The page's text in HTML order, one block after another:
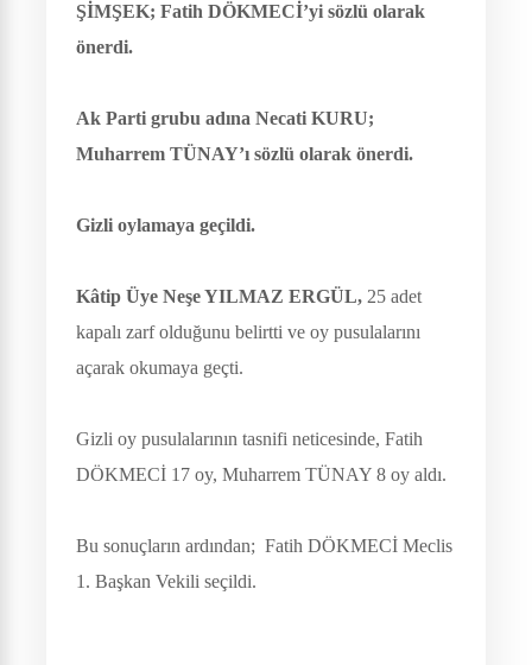
ŞİMŞEK; Fatih DÖKMECİ’yi sözlü olarak
önerdi.
Ak Parti grubu adına Necati KURU;
Muharrem TÜNAY’ı sözlü olarak önerdi.
Gizli oylamaya geçildi.
Kâtip Üye Neşe YILMAZ ERGÜL, 25 adet
kapalı zarf olduğunu belirtti ve oy pusulalarını
açarak okumaya geçti.
Gizli oy pusulalarının tasnifi neticesinde, Fatih
DÖKMECİ 17 oy, Muharrem TÜNAY 8 oy aldı.
Bu sonuçların ardından; Fatih DÖKMECİ Meclis
1. Başkan Vekili seçildi.